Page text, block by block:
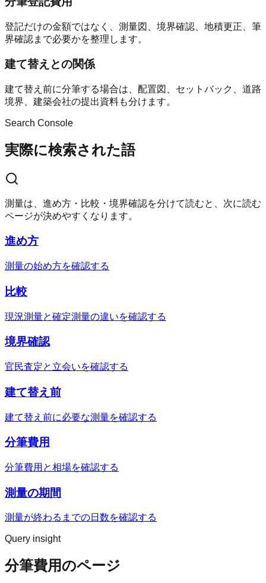
登記だけの金額ではなく、測量図、境界確認、地積更正、筆
界確認まで必要かを整理します。
建て替えとの関係
建て替え前に分筆する場合は、配置図、セットバック、道路
境界、建築会社の提出資料も分けます。
Search Console
実際に検索された語
測量は、進め方・比較・境界確認を分けて読むと、次に読む
ページが決めやすくなります。
進め方
測量の始め方を確認する
比較
現況測量と確定測量の違いを確認する
境界確認
官民査定と立会いを確認する
建て替え前
建て替え前に必要な測量を確認する
分筆費用
分筆費用と相場を確認する
測量の期間
測量が終わるまでの日数を確認する
Query insight
分筆費用のページ